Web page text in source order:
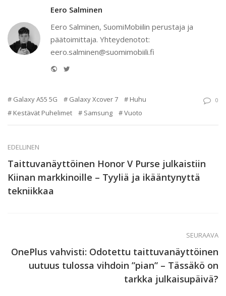
Eero Salminen
Eero Salminen, SuomiMobiilin perustaja ja
päätoimittaja. Yhteydenotot:
eero.salminen@suomimobiili.fi
Website
Galaxy A55 5G Galaxy Xcover 7
Huhu
Kestävät Puhelimet
Samsung Vuoto
0
EDELLINEN
Taittuvanäyttöinen Honor V Purse julkaistiin
Kiinan markkinoille – Tyyliä ja ikääntynyttä
tekniikkaa
SEURAAVA
OnePlus vahvisti: Odotettu taittuvanäyttöinen
uutuus tulossa vihdoin ”pian” – Tässäkö on
tarkka julkaisupäivä?